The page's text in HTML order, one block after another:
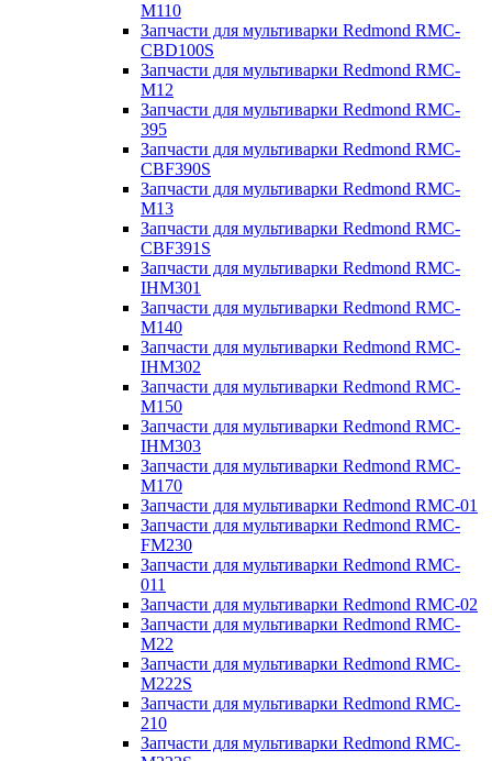
M110
Запчасти для мультиварки Redmond RMC-
CBD100S
Запчасти для мультиварки Redmond RMC-
M12
Запчасти для мультиварки Redmond RMC-
395
Запчасти для мультиварки Redmond RMC-
CBF390S
Запчасти для мультиварки Redmond RMC-
M13
Запчасти для мультиварки Redmond RMC-
CBF391S
Запчасти для мультиварки Redmond RMC-
IHM301
Запчасти для мультиварки Redmond RMC-
M140
Запчасти для мультиварки Redmond RMC-
IHM302
Запчасти для мультиварки Redmond RMC-
M150
Запчасти для мультиварки Redmond RMC-
IHM303
Запчасти для мультиварки Redmond RMC-
M170
Запчасти для мультиварки Redmond RMC-01
Запчасти для мультиварки Redmond RMC-
FM230
Запчасти для мультиварки Redmond RMC-
011
Запчасти для мультиварки Redmond RMC-02
Запчасти для мультиварки Redmond RMC-
M22
Запчасти для мультиварки Redmond RMC-
M222S
Запчасти для мультиварки Redmond RMC-
210
Запчасти для мультиварки Redmond RMC-